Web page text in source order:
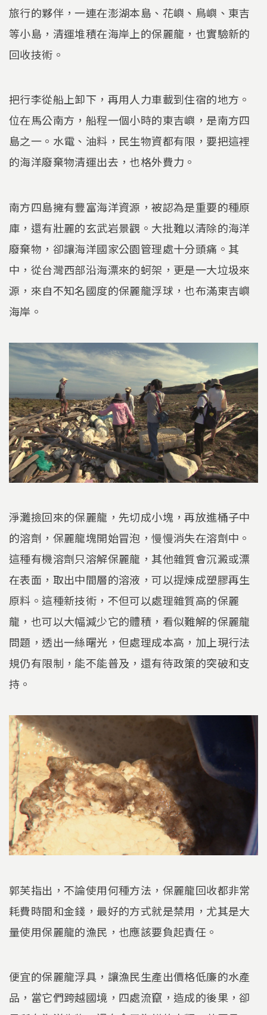
旅行的夥伴，一連在澎湖本島、花嶼、鳥嶼、東吉
等小島，清運堆積在海岸上的保麗龍，也實驗新的
回收技術。
把行李從船上卸下，再用人力車載到住宿的地方。
位在馬公南方，船程一個小時的東吉嶼，是南方四
島之一。水電、油料，民生物資都有限，要把這裡
的海洋廢棄物清運出去，也格外費力。
南方四島擁有豐富海洋資源，被認為是重要的種原
庫，還有壯麗的玄武岩景觀。大批難以清除的海洋
廢棄物，卻讓海洋國家公園管理處十分頭痛。其
中，從台灣西部沿海漂來的蚵架，更是一大垃圾來
源，來自不知名國度的保麗龍浮球，也布滿東吉嶼
海岸。
淨灘撿回來的保麗龍，先切成小塊，再放進桶子中
的溶劑，保麗龍塊開始冒泡，慢慢消失在溶劑中。
這種有機溶劑只溶解保麗龍，其他雜質會沉澱或漂
在表面，取出中間層的溶液，可以提煉成塑膠再生
原料。這種新技術，不但可以處理雜質高的保麗
龍，也可以大幅減少它的體積，看似難解的保麗龍
問題，透出一絲曙光，但處理成本高，加上現行法
規仍有限制，能不能普及，還有待政策的突破和支
持。
郭芙指出，不論使用何種方法，保麗龍回收都非常
耗費時間和金錢，最好的方式就是禁用，尤其是大
量使用保麗龍的漁民，也應該要負起責任。
便宜的保麗龍浮具，讓漁民生產出價格低廉的水產
品，當它們跨越國境，四處流竄，造成的後果，卻